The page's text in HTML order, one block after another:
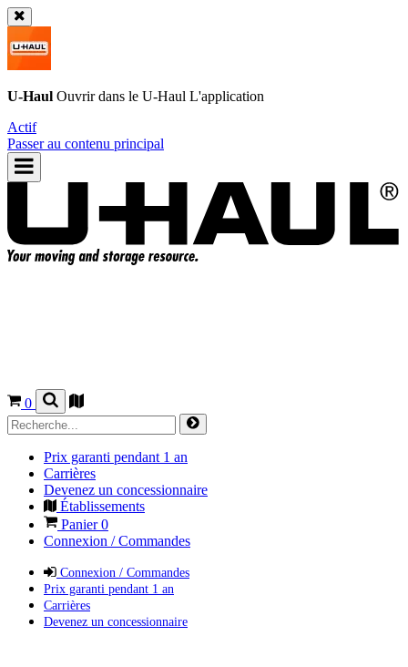
U-Haul Ouvrir dans le U-Haul L'application
Actif
Passer au contenu principal
0
Prix garanti pendant 1 an
Carrières
Devenez un concessionnaire
Établissements
Panier0
Connexion / Commandes
Connexion / Commandes
Prix garanti pendant 1 an
Carrières
Devenez un concessionnaire